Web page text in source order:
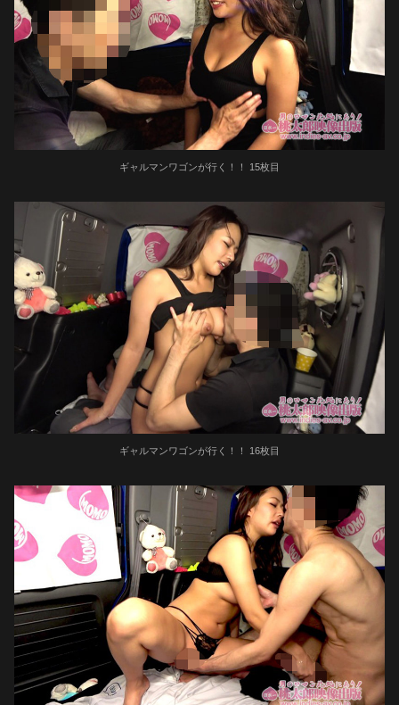
ギャルマンワゴンが行く！！ 15枚目
ギャルマンワゴンが行く！！ 16枚目